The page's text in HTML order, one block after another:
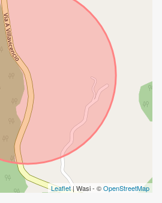
Leaflet| Wasi - ©OpenStreetMap